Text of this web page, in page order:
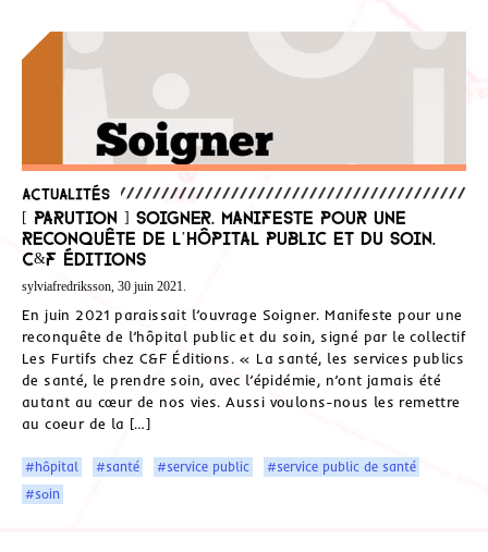
Actualités
[ Parution ] Soigner. Manifeste pour une
reconquête de l’hôpital public et du soin.
C&F Éditions
sylviafredriksson, 30 juin 2021.
En juin 2021 paraissait l’ouvrage Soigner. Manifeste pour une
reconquête de l’hôpital public et du soin, signé par le collectif
Les Furtifs chez C&F Éditions. « La santé, les services publics
de santé, le prendre soin, avec l’épidémie, n’ont jamais été
autant au cœur de nos vies. Aussi voulons-nous les remettre
au coeur de la […]
#hôpital #santé #service public
#service public de santé
#soin